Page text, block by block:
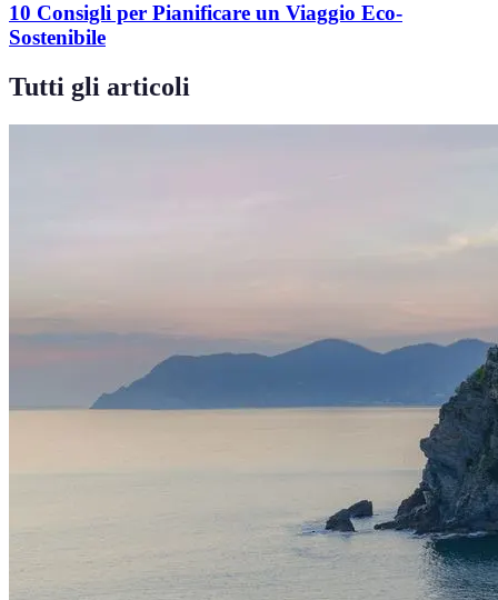
10 Consigli per Pianificare un Viaggio Eco-
Sostenibile
Tutti gli articoli